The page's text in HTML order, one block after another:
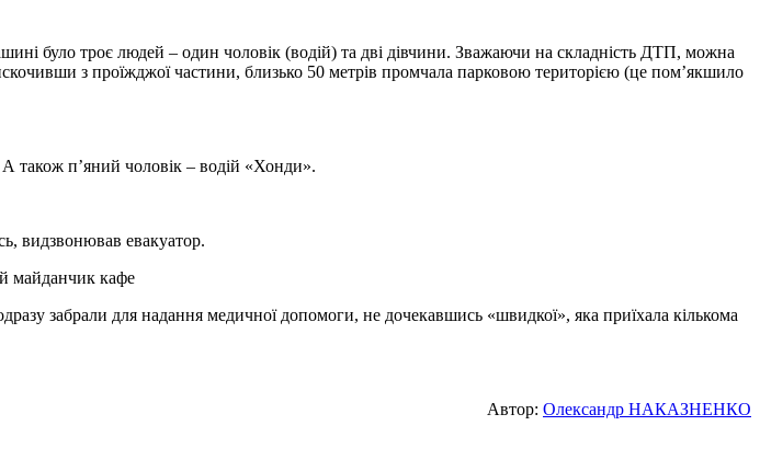
було троє людей – один чоловік (водій) та дві дівчини. Зважаючи на складність ДТП, можна
з проїжджої частини, близько 50 метрів промчала парковою територією (це пом’якшило
також п’яний чоловік – водій «Хонди».
видзвонював евакуатор.
забрали для надання медичної допомоги, не дочекавшись «швидкої», яка приїхала кількома
Автор: Олександр НАКАЗНЕНКО